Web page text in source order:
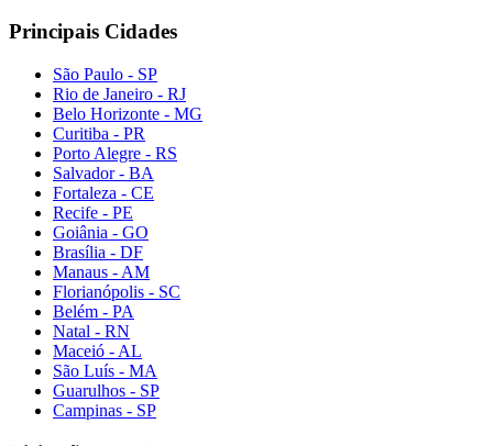
Principais Cidades
São Paulo - SP
Rio de Janeiro - RJ
Belo Horizonte - MG
Curitiba - PR
Porto Alegre - RS
Salvador - BA
Fortaleza - CE
Recife - PE
Goiânia - GO
Brasília - DF
Manaus - AM
Florianópolis - SC
Belém - PA
Natal - RN
Maceió - AL
São Luís - MA
Guarulhos - SP
Campinas - SP